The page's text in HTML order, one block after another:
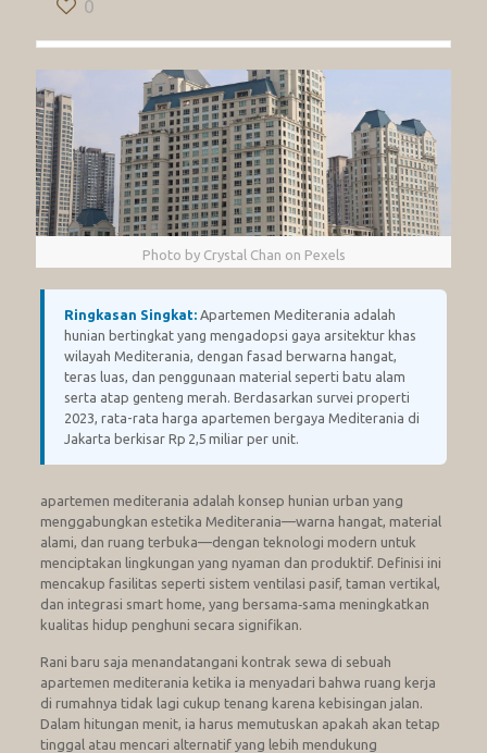
0
Photo by Crystal Chan on Pexels
Ringkasan Singkat:Apartemen Mediterania adalah
hunian bertingkat yang mengadopsi gaya arsitektur khas
wilayah Mediterania, dengan fasad berwarna hangat,
teras luas, dan penggunaan material seperti batu alam
serta atap genteng merah. Berdasarkan survei properti
2023, rata-rata harga apartemen bergaya Mediterania di
Jakarta berkisar Rp 2,5 miliar per unit.
apartemen mediterania adalah konsep hunian urban yang
menggabungkan estetika Mediterania—warna hangat, material
alami, dan ruang terbuka—dengan teknologi modern untuk
menciptakan lingkungan yang nyaman dan produktif. Definisi ini
mencakup fasilitas seperti sistem ventilasi pasif, taman vertikal,
dan integrasi smart home, yang bersama‑sama meningkatkan
kualitas hidup penghuni secara signifikan.
Rani baru saja menandatangani kontrak sewa di sebuah
apartemen mediterania ketika ia menyadari bahwa ruang kerja
di rumahnya tidak lagi cukup tenang karena kebisingan jalan.
Dalam hitungan menit, ia harus memutuskan apakah akan tetap
tinggal atau mencari alternatif yang lebih mendukung